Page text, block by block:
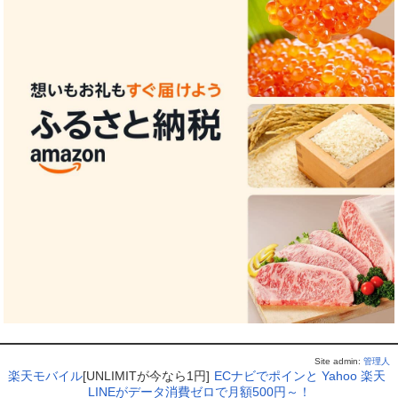
Site admin:管理人
楽天モバイル[UNLIMITが今なら1円] ECナビでポインと Yahoo 楽天
LINEがデータ消費ゼロで月額500円～！